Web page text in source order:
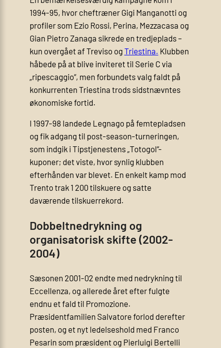
1994-95, hvor cheftræner Gigi Manganotti og
profiler som Ezio Rossi, Perina, Mezzacasa og
Gian Pietro Zanaga sikrede en tredjeplads –
kun overgået af Treviso og Triestina. Klubben
håbede på at blive inviteret til Serie C via
„ripescaggio“, men forbundets valg faldt på
konkurrenten Triestina trods sidstnævntes
økonomiske fortid.
I 1997-98 landede Legnago på femtepladsen
og fik adgang til post-season-turneringen,
som indgik i Tipstjenestens „Totogol“-
kuponer; det viste, hvor synlig klubben
efterhånden var blevet. En enkelt kamp mod
Trento trak 1 200 tilskuere og satte
daværende tilskuerrekord.
Dobbeltnedrykning og
organisatorisk skifte (2002-
2004)
Sæsonen 2001-02 endte med nedrykning til
Eccellenza, og allerede året efter fulgte
endnu et fald til Promozione.
Præsidentfamilien Salvatore forlod derefter
posten, og et nyt ledelseshold med Franco
Pesarin som præsident og Pierluigi Bertelli